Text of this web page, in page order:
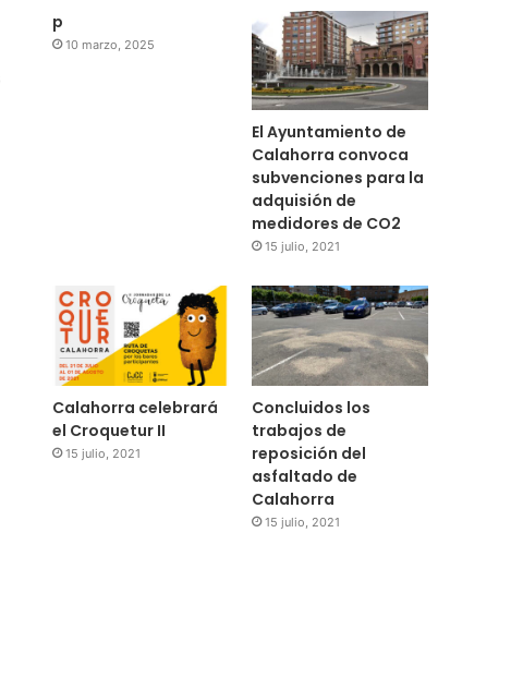
p
10 marzo, 2025
El Ayuntamiento de
Calahorra convoca
subvenciones para la
adquisión de
medidores de CO2
15 julio, 2021
Calahorra celebrará
el Croquetur II
15 julio, 2021
Concluidos los
trabajos de
reposición del
asfaltado de
Calahorra
15 julio, 2021